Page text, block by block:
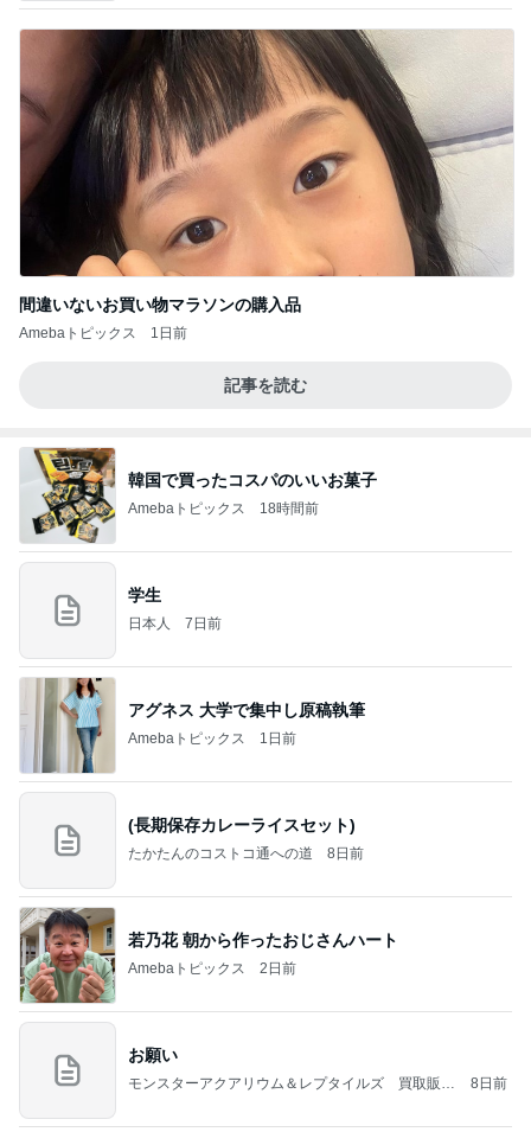
間違いないお買い物マラソンの購入品
Amebaトピックス 1日前
記事を読む
韓国で買ったコスパのいいお菓子
Amebaトピックス 18時間前
学生
日本人 7日前
アグネス 大学で集中し原稿執筆
Amebaトピックス 1日前
(長期保存カレーライスセット)
たかたんのコストコ通への道 8日前
若乃花 朝から作ったおじさんハート
Amebaトピックス 2日前
お願い
モンスターアクアリウム＆レプタイルズ 買取販売
8日前